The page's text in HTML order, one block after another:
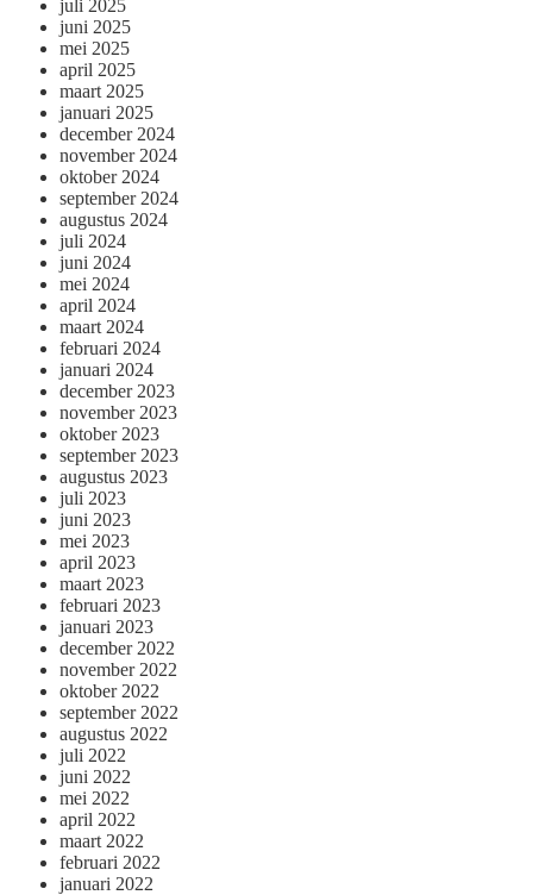
juli 2025
juni 2025
mei 2025
april 2025
maart 2025
januari 2025
december 2024
november 2024
oktober 2024
september 2024
augustus 2024
juli 2024
juni 2024
mei 2024
april 2024
maart 2024
februari 2024
januari 2024
december 2023
november 2023
oktober 2023
september 2023
augustus 2023
juli 2023
juni 2023
mei 2023
april 2023
maart 2023
februari 2023
januari 2023
december 2022
november 2022
oktober 2022
september 2022
augustus 2022
juli 2022
juni 2022
mei 2022
april 2022
maart 2022
februari 2022
januari 2022